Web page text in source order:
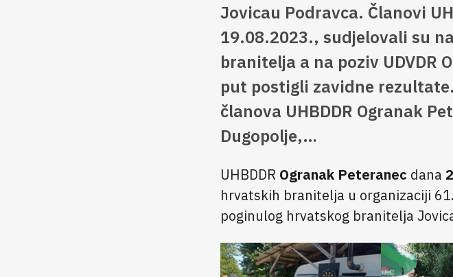
Jovicau Podravca. Članovi
19.08.2023., sudjelovali su
branitelja a na poziv UDVDR
put postigli zavidne
članova UHBDDR Ogranak
Dugopolje,…
UHBDDR Ogranak Peteranec dana
hrvatskih branitelja u organizaciji
poginulog hrvatskog branitelja